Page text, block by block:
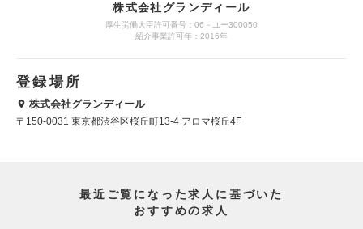
株式会社グランディール
厚生労働大臣許可番号：06－ユー300050
紹介事業許可年：2016年
登録場所
株式会社グランディール
〒150-0031 東京都渋谷区桜丘町13-4 アロマ桜丘4F
最近ご覧になった求人に基づいた
おすすめの求人